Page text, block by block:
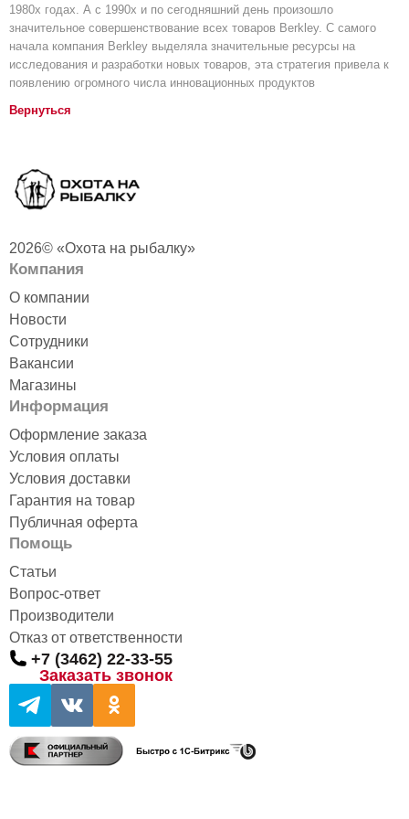
1980х годах. А с 1990х и по сегодняшний день произошло
значительное совершенствование всех товаров Berkley. С самого
начала компания Berkley выделяла значительные ресурсы на
исследования и разработки новых товаров, эта стратегия привела к
появлению огромного числа инновационных продуктов
Вернуться
2026© «Охота на рыбалку»
Компания
О компании
Новости
Сотрудники
Вакансии
Магазины
Информация
Оформление заказа
Условия оплаты
Условия доставки
Гарантия на товар
Публичная оферта
Помощь
Статьи
Вопрос-ответ
Производители
Отказ от ответственности
+7 (3462) 22-33-55
Заказать звонок